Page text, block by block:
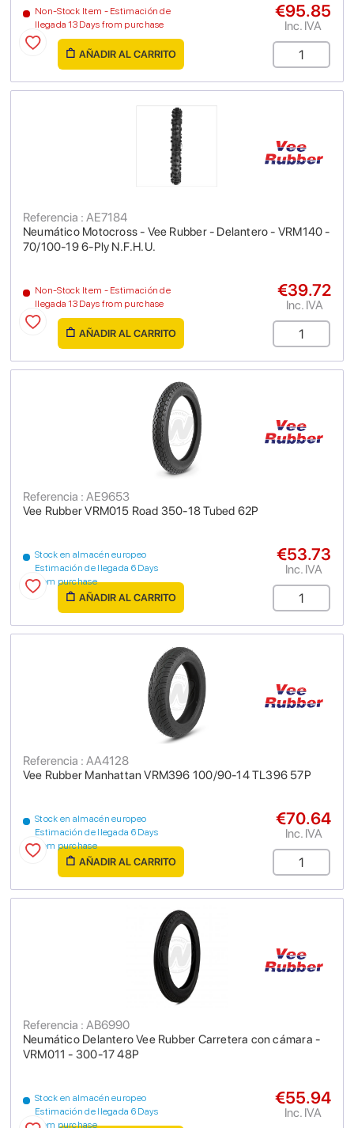
Non-Stock Item - Estimación de
llegada 13 Days from purchase
€95.85
Inc. IVA
AÑADIR AL CARRITO
Neumático Motocross - Vee Rubber - Delantero - VRM140 -
70/100-19 6-Ply N.F.H.U.
Referencia : AE7184
Non-Stock Item - Estimación de
llegada 13 Days from purchase
€39.72
Inc. IVA
AÑADIR AL CARRITO
Vee Rubber VRM015 Road 350-18 Tubed 62P
Referencia : AE9653
Stock en almacén europeo
Estimación de llegada 6 Days
from purchase
€53.73
Inc. IVA
AÑADIR AL CARRITO
Vee Rubber Manhattan VRM396 100/90-14 TL396 57P
Referencia : AA4128
Stock en almacén europeo
Estimación de llegada 6 Days
from purchase
€70.64
Inc. IVA
AÑADIR AL CARRITO
Neumático Delantero Vee Rubber Carretera con cámara -
VRM011 - 300-17 48P
Referencia : AB6990
Stock en almacén europeo
Estimación de llegada 6 Days
from purchase
€55.94
Inc. IVA